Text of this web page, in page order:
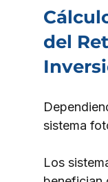
del
sistema
Los